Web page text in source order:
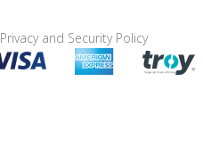
Privacy and Security Policy